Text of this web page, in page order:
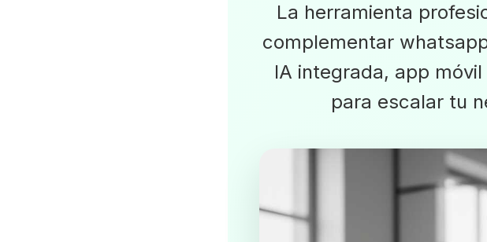
La herramienta
complementar
IA integrada, app
para escalar tu